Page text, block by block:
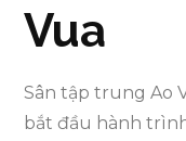
Vua
Sân tập trung Ao
bắt đầu hành